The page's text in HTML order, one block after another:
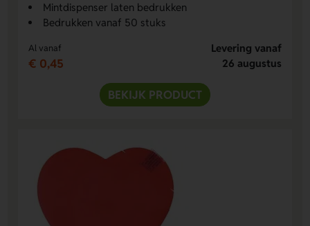
Mintdispenser laten bedrukken
Bedrukken vanaf 50 stuks
Al vanaf
€ 0,45
Levering vanaf
26 augustus
BEKIJK PRODUCT